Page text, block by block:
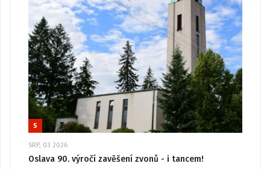
5
SRP, 03 2026
Oslava 90. výročí zavěšení zvonů - i tancem!